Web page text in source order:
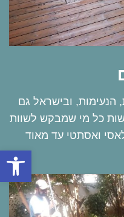
ובישראל גם
כל מי שמבקש לשוות
ואסתטי עד מאוד